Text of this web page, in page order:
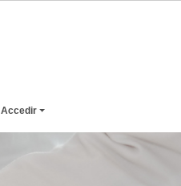
Accedir